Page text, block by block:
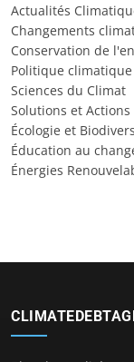
Actualités
Changements
Conservation de
Politique climatique
Sciences du Climat
Solutions et Actions
Écologie et
Éducation au
Énergies